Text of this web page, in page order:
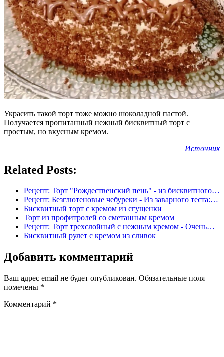
Украсить такой торт тоже можно шоколадной пастой.
Получается пропитанный нежный бисквитный торт с
простым, но вкусным кремом.
Источник
Related Posts:
Рецепт: Торт "Рождественский пень" - из бисквитного…
Рецепт: Безглютеновые чебуреки - Из заварного теста:…
Бисквитный торт с кремом из сгущенки
Торт из профитролей со сметанным кремом
Рецепт: Торт трехслойный с нежным кремом - Очень…
Бисквитный рулет с кремом из сливок
Добавить комментарий
Ваш адрес email не будет опубликован. Обязательные поля
помечены *
Комментарий *